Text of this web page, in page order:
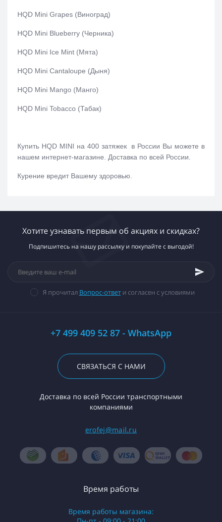
HQD Mini Grapes (Виноград)
HQD Mini Blueberry (Черника)
HQD Mini Ice Mint (Мята)
HQD Mini Cantaloupe (Дыня)
HQD Mini Mango (Манго)
HQD Mini Tobacco (Табак)
Купить HQD MINI на 400 затяжек в России Вы можете в
нашем интернет-магазине. Доставка по всей России.
Курение вредит Вашему здоровью.
Хотите узнавать первым об акциях и скидках?
Подпишитесь на нашу рассылку и покупайте с выгодой!
Я прочитал Вопрос-ответи согласен с условиями
+7 499 409 52 87 - WhatsApp
СВЯЗАТЬСЯ С НАМИ
Доставка по всей России транспортными
компаниями
erofej@mail.ru
Время работы
Время работы магазина: